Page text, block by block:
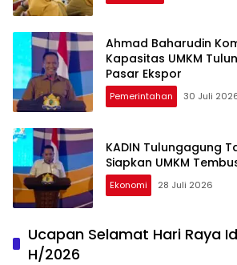
Ahmad Baharudin
Kapasitas UMKM
Pasar Ekspor
Pemerintahan 30 Juli
KADIN Tulungagung
Siapkan UMKM
Ekonomi 28 Juli 2026
Ucapan Selamat Hari Raya
H/2026